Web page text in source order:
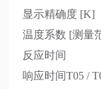
显示精确度 [K]
温度系数 [测量
反应时间
响应时间T05 /